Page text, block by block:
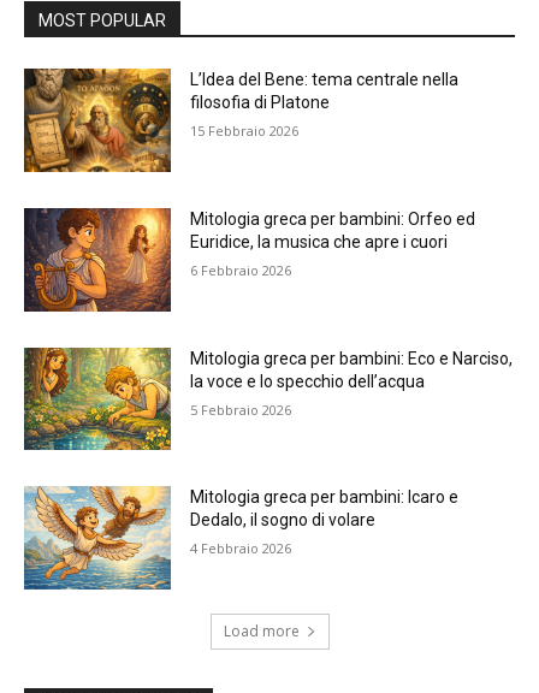
MOST POPULAR
L’Idea del Bene: tema centrale nella
filosofia di Platone
15 Febbraio 2026
Mitologia greca per bambini: Orfeo ed
Euridice, la musica che apre i cuori
6 Febbraio 2026
Mitologia greca per bambini: Eco e Narciso,
la voce e lo specchio dell’acqua
5 Febbraio 2026
Mitologia greca per bambini: Icaro e
Dedalo, il sogno di volare
4 Febbraio 2026
Load more